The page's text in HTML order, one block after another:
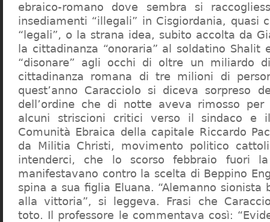
ebraico-romano dove sembra si
insediamenti “illegali” in Cisgiordania, quasi
“legali”, o la strana idea, subito accolta da
la cittadinanza “onoraria” al soldatino Shalit
“disonare” agli occhi di oltre un miliardo
cittadinanza romana di tre milioni di
quest’anno Caracciolo si diceva sorpreso
dell’ordine che di notte aveva rimosso
alcuni striscioni critici verso il sindaco e
Comunità Ebraica della capitale Riccardo
da Militia Christi, movimento politico
intenderci, che lo scorso febbraio fuori
manifestavano contro la scelta di Beppino
spina a sua figlia Eluana. “Alemanno sionista
alla vittoria”, si leggeva. Frasi che
toto. Il professore le commentava così: